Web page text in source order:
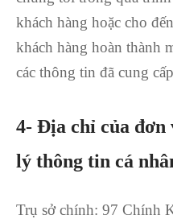
khách hàng hoặc cho
khách hàng hoàn thành
các thông tin đã cung
4- Địa chỉ của đơn
lý thông tin cá
Trụ sở chính: 97 Chính